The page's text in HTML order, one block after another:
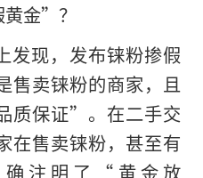
金”？
发现，发布铼粉掺假
售卖铼粉的商家，且
质保证”。在二手交
在售卖铼粉，甚至有
确注明了“黄金放